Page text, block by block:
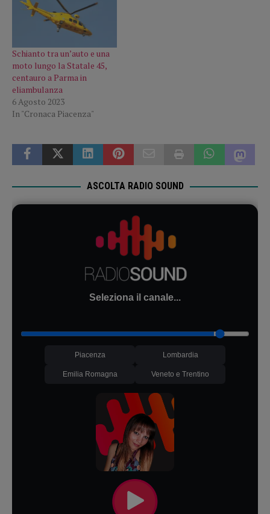
Schianto tra un’auto e una
moto lungo la Statale 45,
centauro a Parma in
eliambulanza
6 Agosto 2023
In "Cronaca Piacenza"
ASCOLTA RADIO SOUND
Seleziona il canale...
Piacenza Lombardia
Emilia Romagna Veneto e Trentino